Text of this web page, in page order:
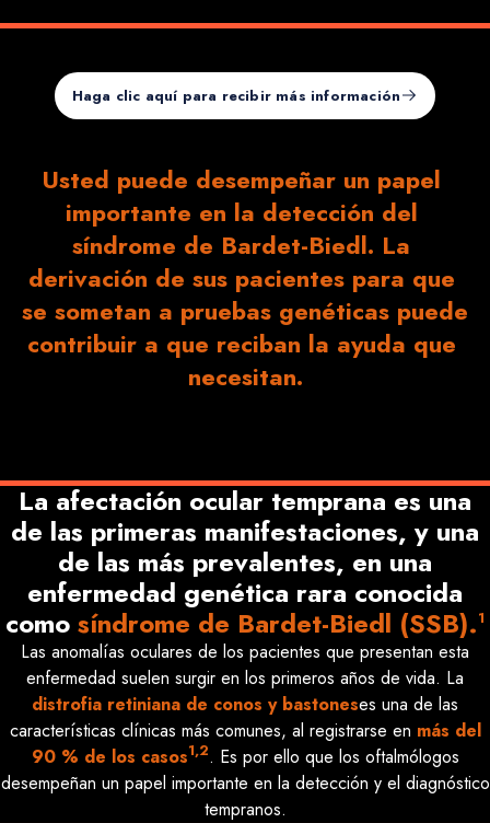
Usted puede desempeñar un papel
importante en la detección del
síndrome de Bardet-Biedl. La
derivación de sus pacientes para que
se sometan a pruebas genéticas puede
contribuir a que reciban la ayuda que
necesitan.
Haga clic aquí para recibir más información
La afectación ocular temprana es una
de las primeras manifestaciones, y una
de las más prevalentes, en una
enfermedad genética rara conocida
como síndrome de Bardet-Biedl (SSB).1
Las anomalías oculares de los pacientes que presentan esta
enfermedad suelen surgir en los primeros años de vida. La
distrofia retiniana de conos y bastoneses una de las
características clínicas más comunes, al registrarse en más del
90 % de los casos1,2. Es por ello que los oftalmólogos
desempeñan un papel importante en la detección y el diagnóstico
tempranos.